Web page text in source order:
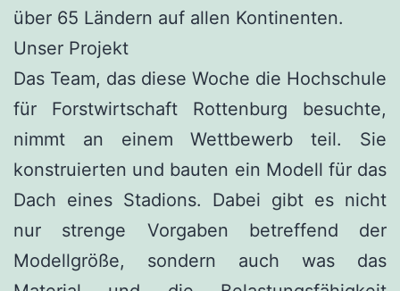
über 65 Ländern auf allen Kontinenten.
Unser Projekt
Das Team, das diese Woche die Hochschule
für Forstwirtschaft Rottenburg besuchte,
nimmt an einem Wettbewerb teil. Sie
konstruierten und bauten ein Modell für das
Dach eines Stadions. Dabei gibt es nicht
nur strenge Vorgaben betreffend der
Modellgröße, sondern auch was das